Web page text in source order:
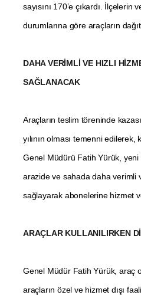
sayısını 170’e çıkardı. İlçelerin
durumlarına göre araçların
DAHA VERİMLİ VE HIZLI
SAĞLANACAK
Araçların teslim töreninde
yılının olması temenni edilerek,
Genel Müdürü Fatih Yürük, yeni
arazide ve sahada daha verimli
sağlayarak abonelerine hizmet
ARAÇLAR KULLANILIRKEN
Genel Müdür Fatih Yürük, araç
araçların özel ve hizmet dışı